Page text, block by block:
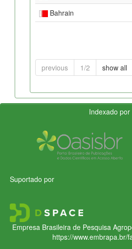
Bahrain
previous 1/2 show all
Indexado por
Suportado por
Empresa Brasileira de Pesquisa
https://www.embrapa.br/